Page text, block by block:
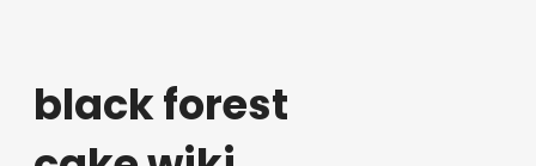
black forest